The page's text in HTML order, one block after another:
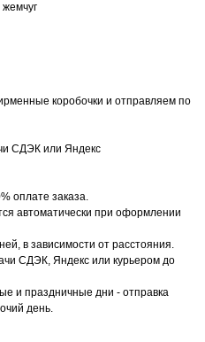
коробочки и отправляем по
СДЭК или Яндекс
оплате заказа.
автоматически при оформлении
в зависимости от расстояния.
СДЭК, Яндекс или курьером до
и праздничные дни - отправка
день.